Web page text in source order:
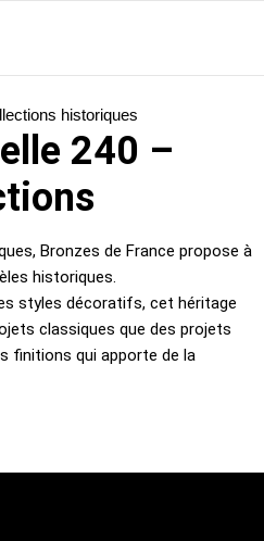
historiques
240 –
Bronzes de France propose à
historiques.
styles décoratifs, cet héritage
classiques que des projets
finitions qui apporte de la